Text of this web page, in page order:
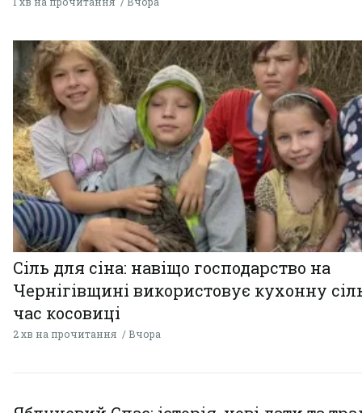
Сіль для сіна: навіщо господарство на
Чернігівщині використовує кухонну
час косовиці
2 хв на прочитання Вчора